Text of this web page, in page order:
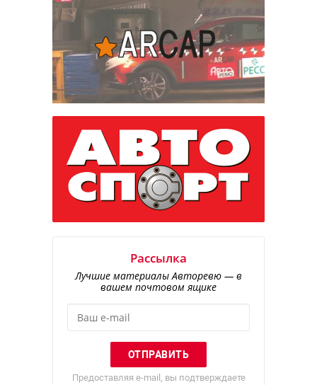
Рассылка
Лучшие материалы Авторевю — в
вашем почтовом ящике
Предоставляя e-mail, вы подтверждаете